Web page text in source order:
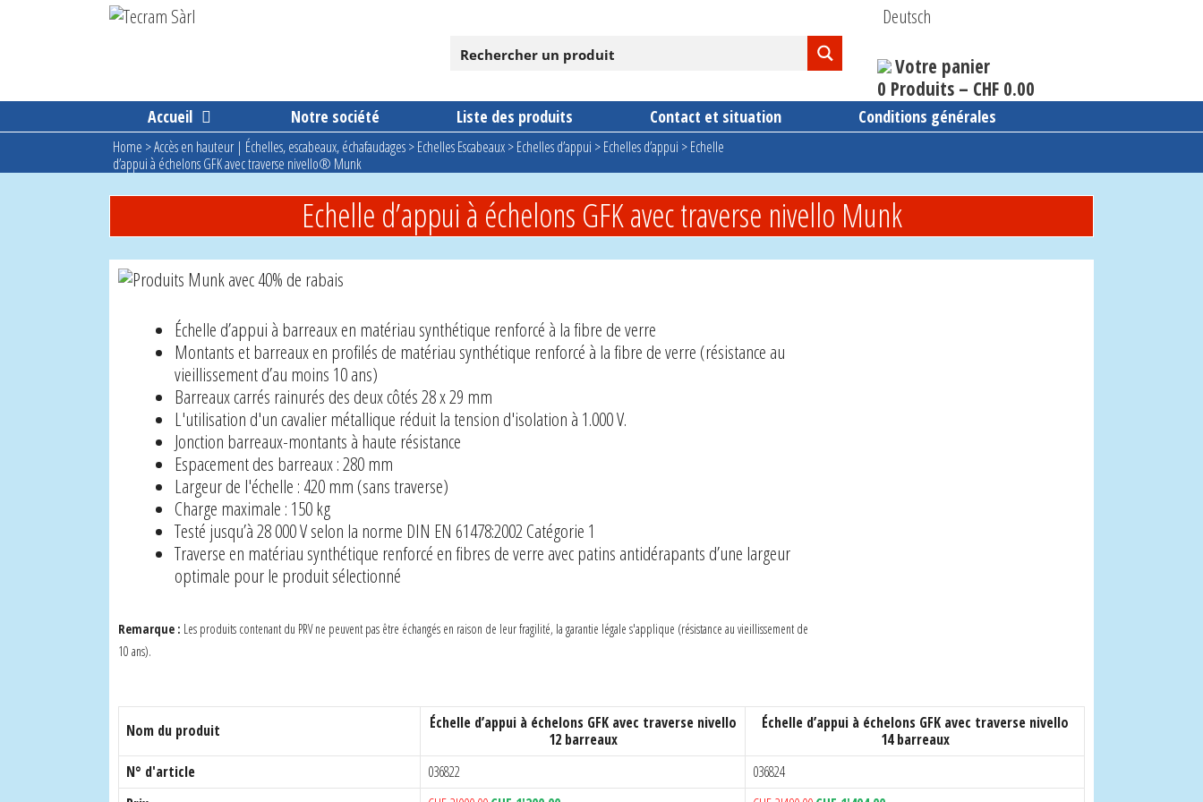
Deutsch
Votre panier
0 Produits – CHF 0.00
Accueil Notre société Liste des produits Contact et situation Conditions générales
Home >Accès en hauteur | Échelles, escabeaux, échafaudages>Echelles Escabeaux>Echelles d’appui >Echelles d’appui >Echelle
d’appui à échelons GFK avec traverse nivello® Munk
Echelle d’appui à échelons GFK avec traverse nivello Munk
Échelle d’appui à barreaux en matériau synthétique renforcé à la fibre de verre
Montants et barreaux en profilés de matériau synthétique renforcé à la fibre de verre (résistance au
vieillissement d’au moins 10 ans)
Barreaux carrés rainurés des deux côtés 28 x 29 mm
L'utilisation d'un cavalier métallique réduit la tension d'isolation à 1.000 V.
Jonction barreaux-montants à haute résistance
Espacement des barreaux : 280 mm
Largeur de l'échelle : 420 mm (sans traverse)
Charge maximale : 150 kg
Testé jusqu’à 28 000 V selon la norme DIN EN 61478:2002 Catégorie 1
Traverse en matériau synthétique renforcé en fibres de verre avec patins antidérapants d’une largeur
optimale pour le produit sélectionné
Remarque : Les produits contenant du PRV ne peuvent pas être échangés en raison de leur fragilité, la garantie légale s'applique (résistance au vieillissement de
10 ans).
Nom du produit
Échelle d’appui à échelons GFK avec traverse nivello
12 barreaux
Échelle d’appui à échelons GFK avec traverse nivello
14 barreaux
N° d'article
036822
036824